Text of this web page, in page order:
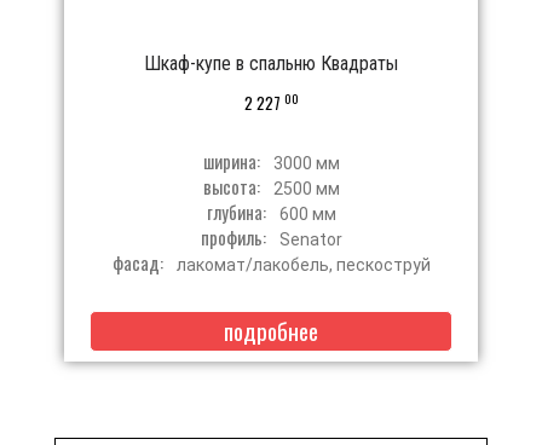
Шкаф-купе в спальню Квадраты
2 227 00
ширина: 3000 мм
высота: 2500 мм
глубина: 600 мм
профиль: Senator
фасад: лакомат/лакобель, пескоструй
подробнее